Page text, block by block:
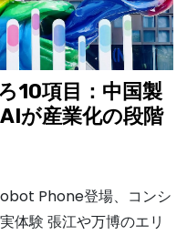
10項目：中国製
が産業化の段階
Phone登場、コンシ
体験 張江や万博のエリ